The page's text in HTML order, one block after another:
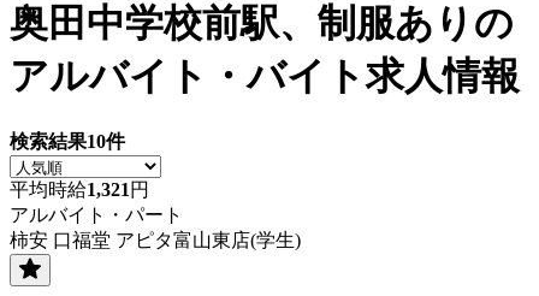
奥田中学校前駅、制服あり の
アルバイト・バイト求人情報
検索結果10件
平均時給1,321 円
アルバイト・パート
柿安 口福堂 アピタ富山東店(学生)